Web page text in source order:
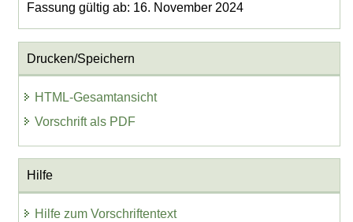
Fassung gültig ab: 16. November 2024
Drucken/Speichern
HTML-Gesamtansicht
Vorschrift als PDF
Hilfe
Hilfe zum Vorschriftentext